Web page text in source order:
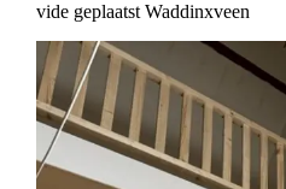
vide geplaatst Waddinxveen